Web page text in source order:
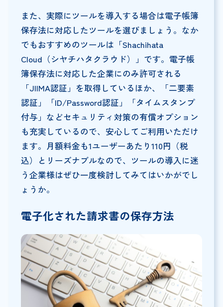
また、実際にツールを導入する場合は電子帳簿
保存法に対応したツールを選びましょう。なか
でもおすすめのツールは「Shachihata
Cloud（シヤチハタクラウド）」です。電子帳
簿保存法に対応した企業にのみ許可される
「JIIMA認証」を取得しているほか、「二要素
認証」「ID/Password認証」「タイムスタンプ
付与」などセキュリティ対策の有償オプション
も充実しているので、安心してご利用いただけ
ます。月額料金も1ユーザーあたり110円（税
込）とリーズナブルなので、ツールの導入に迷
う企業様はぜひ一度検討してみてはいかがでし
ょうか。
電子化された請求書の保存方法